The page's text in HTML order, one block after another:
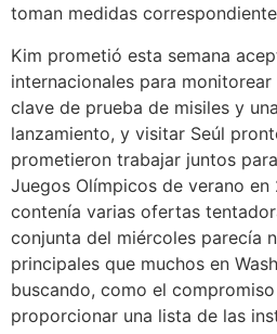
toman medidas
Kim prometió esta semana
internacionales para
clave de prueba de misiles y
lanzamiento, y visitar Seúl
prometieron trabajar juntos
Juegos Olímpicos de verano
contenía varias ofertas
conjunta del miércoles parecía
principales que muchos en
buscando, como el
proporcionar una lista de las